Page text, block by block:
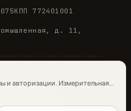
КПП 772401001
д. 11,
защищены.
и авторизации. Измерительная
страницах всегда;